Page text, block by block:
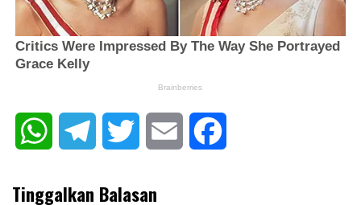
WhatsAppTelegram Twitter Email
Tinggalkan Balasan